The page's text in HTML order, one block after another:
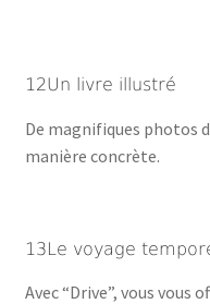
12Un livre illustré
De magnifiques photos
manière concrète.
13Le voyage
Avec “Drive”, vous vous